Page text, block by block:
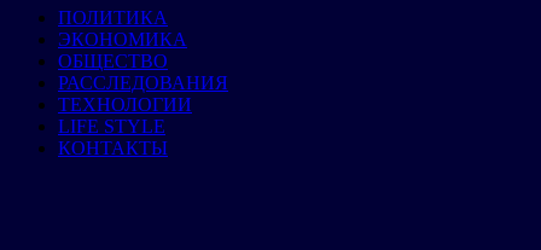
ПОЛИТИКА
ЭКОНОМИКА
ОБЩЕСТВО
РАССЛЕДОВАНИЯ
ТЕХНОЛОГИИ
LIFE STYLE
КОНТАКТЫ